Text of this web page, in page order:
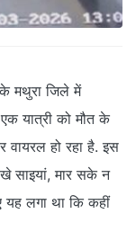
मथुरा जिले में
यात्री को मौत के
वायरल हो रहा है. इस
साइयां, मार सके न
यह लगा था कि कहीं